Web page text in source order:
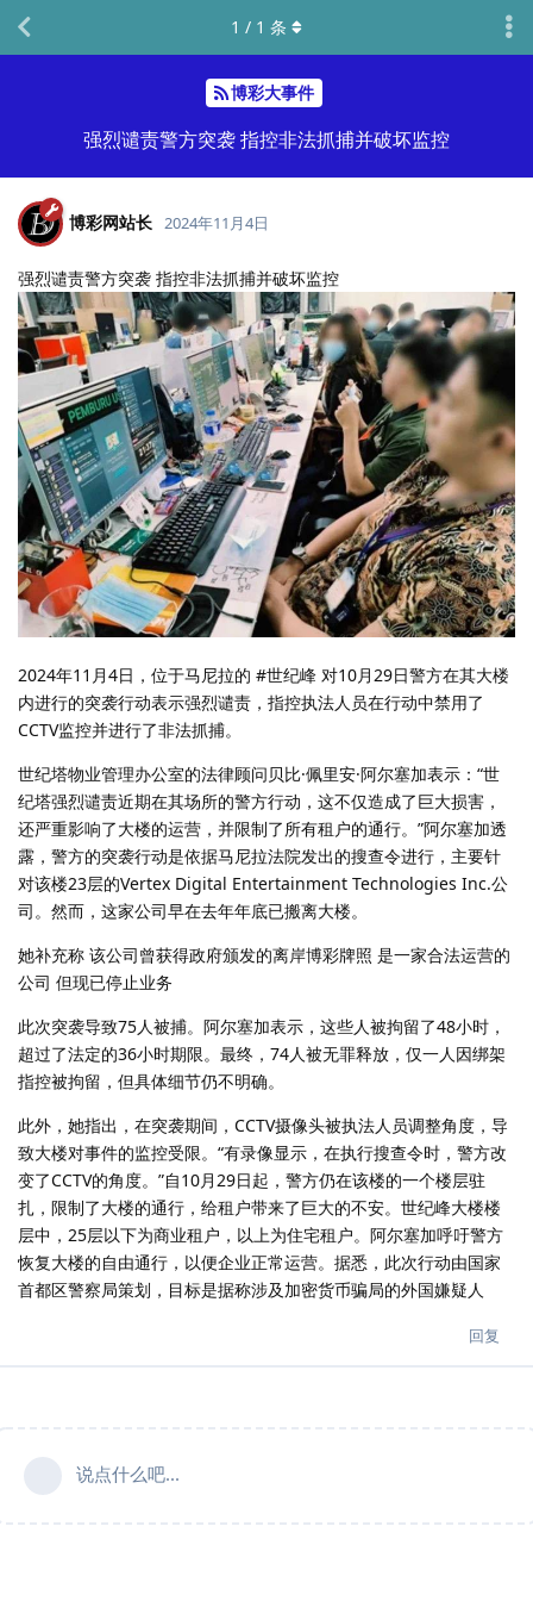
博彩大事件
强烈谴责警方突袭 指控非法抓捕并破坏监控
1 / 1 条
博彩网站长 2024年11月4日
强烈谴责警方突袭 指控非法抓捕并破坏监控
2024年11月4日，位于马尼拉的 #世纪峰 对10月29日警方在其大楼
内进行的突袭行动表示强烈谴责，指控执法人员在行动中禁用了
CCTV监控并进行了非法抓捕。
世纪塔物业管理办公室的法律顾问贝比·佩里安·阿尔塞加表示：“世
纪塔强烈谴责近期在其场所的警方行动，这不仅造成了巨大损害，
还严重影响了大楼的运营，并限制了所有租户的通行。”阿尔塞加透
露，警方的突袭行动是依据马尼拉法院发出的搜查令进行，主要针
对该楼23层的Vertex Digital Entertainment Technologies Inc.公
司。然而，这家公司早在去年年底已搬离大楼。
她补充称 该公司曾获得政府颁发的离岸博彩牌照 是一家合法运营的
公司 但现已停止业务
此次突袭导致75人被捕。阿尔塞加表示，这些人被拘留了48小时，
超过了法定的36小时期限。最终，74人被无罪释放，仅一人因绑架
指控被拘留，但具体细节仍不明确。
此外，她指出，在突袭期间，CCTV摄像头被执法人员调整角度，导
致大楼对事件的监控受限。“有录像显示，在执行搜查令时，警方改
变了CCTV的角度。”自10月29日起，警方仍在该楼的一个楼层驻
扎，限制了大楼的通行，给租户带来了巨大的不安。世纪峰大楼楼
层中，25层以下为商业租户，以上为住宅租户。阿尔塞加呼吁警方
恢复大楼的自由通行，以便企业正常运营。据悉，此次行动由国家
首都区警察局策划，目标是据称涉及加密货币骗局的外国嫌疑人
回复
说点什么吧...